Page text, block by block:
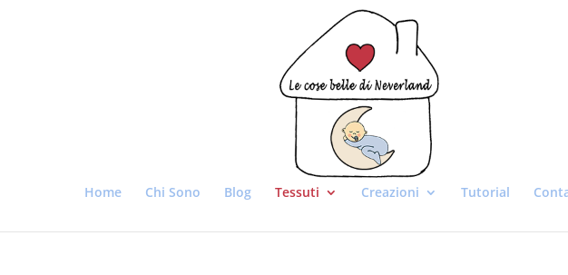
Home Chi Sono Blog Tessuti Creazioni Tutorial